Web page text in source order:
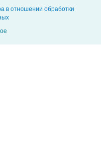
в отношении обработки